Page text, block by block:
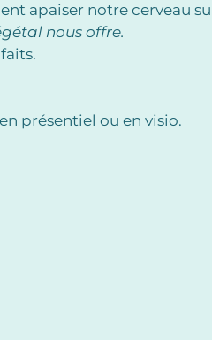
apaiser notre cerveau
nous offre.
présentiel ou en visio.